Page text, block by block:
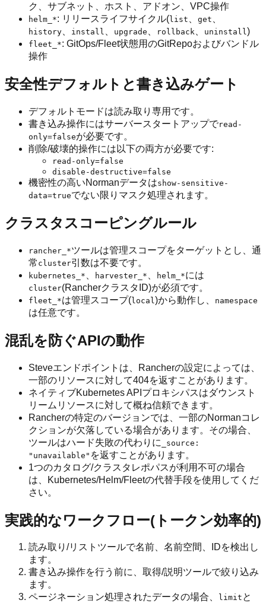
ク、サブネット、ホスト、アドオン、VPC操作
helm_*: リリースライフサイクル(list get
history install upgrade rollback uninstall)
fleet_*: GitOps/Fleet状態用のGitRepoおよびバンドル
操作
安全性デフォルトと書き込みゲート
デフォルトモードは読み取り専用です。
書き込み操作にはサーバースタートアップでread-
only=falseが必要です。
削除/破壊的操作には以下の両方が必要です:
read-only=false
disable-destructive=false
機密性の高いNormanデータはshow-sensitive-
data=trueでない限りマスク処理されます。
クラスタスコーピングルール
rancher_*ツールは管理スコープをターゲットとし、通
常 cluster引数は不要です。
kubernetes_* harvester_* helm_*には
cluster(RancherクラスタID)が必須です。
fleet_*は管理スコープ(local )から動作し、 namespace
は任意です。
混乱を防ぐAPIの動作
Steveエンドポイントは、Rancherの設定によっては、
一部のリソースに対して404を返すことがあります。
ネイティブKubernetes APIプロキシパスはダウンスト
リームリソースに対して概ね信頼できます。
Rancherの特定のバージョンでは、一部のNormanコレ
クションが欠落している場合があります。その場合、
ツールはハード失敗の代わりに
_source:
"unavailable" を返すことがあります。
1つのカタログ/クラスタレポパスが利用不可の場合
は、Kubernetes/Helm/Fleetの代替手段を使用してくだ
さい。
実践的なワークフロー(トークン効率的)
読み取り/リストツールで名前、名前空間、IDを検出し
ます。
書き込み操作を行う前に、取得/説明ツールで絞り込み
ます。
ページネーション処理されたデータの場合、
limit と